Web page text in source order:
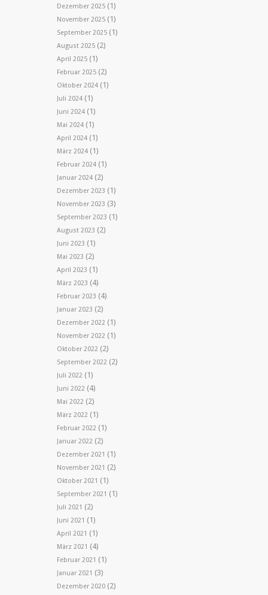
Dezember 2025 (1)
November 2025 (1)
September 2025 (1)
August 2025 (2)
April 2025 (1)
Februar 2025 (2)
Oktober 2024 (1)
Juli 2024 (1)
Juni 2024 (1)
Mai 2024 (1)
April 2024 (1)
März 2024 (1)
Februar 2024 (1)
Januar 2024 (2)
Dezember 2023 (1)
November 2023 (3)
September 2023 (1)
August 2023 (2)
Juni 2023 (1)
Mai 2023 (2)
April 2023 (1)
März 2023 (4)
Februar 2023 (4)
Januar 2023 (2)
Dezember 2022 (1)
November 2022 (1)
Oktober 2022 (2)
September 2022 (2)
Juli 2022 (1)
Juni 2022 (4)
Mai 2022 (2)
März 2022 (1)
Februar 2022 (1)
Januar 2022 (2)
Dezember 2021 (1)
November 2021 (2)
Oktober 2021 (1)
September 2021 (1)
Juli 2021 (2)
Juni 2021 (1)
April 2021 (1)
März 2021 (4)
Februar 2021 (1)
Januar 2021 (3)
Dezember 2020 (2)